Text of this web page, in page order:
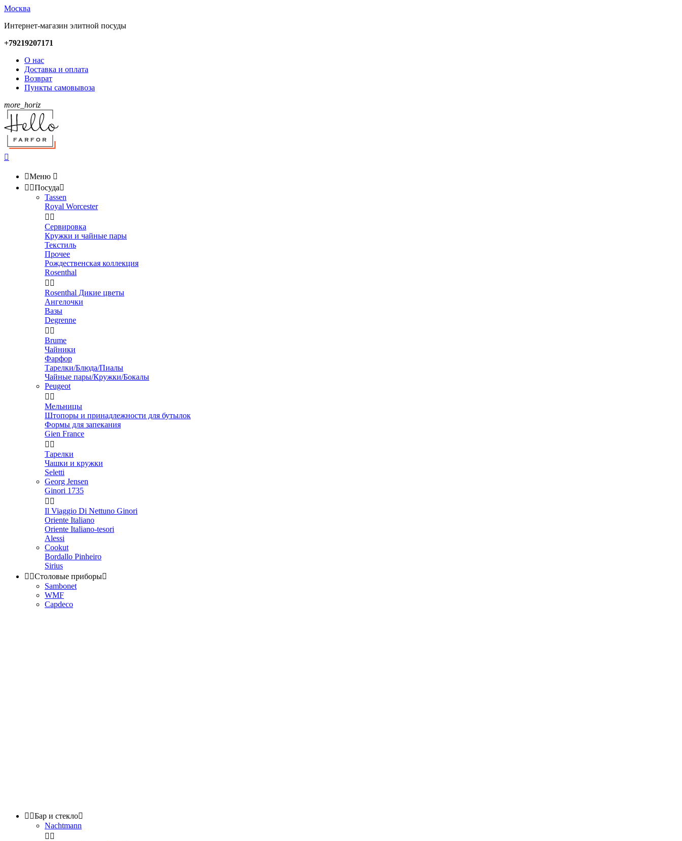
Москва
Интернет-магазин элитной посуды
+79219207171
О нас
Доставка и оплата
Возврат
Пункты самовывоза
more_horiz

Меню 
 Посуда
Tassen
Royal Worcester
 
Сервировка
Кружки и чайные пары
Текстиль
Прочее
Рождественская коллекция
Rosenthal
 
Rosenthal Дикие цветы
Ангелочки
Вазы
Degrenne
 
Brume
Чайники
Фарфор
Тарелки/Блюда/Пиалы
Чайные пары/Кружки/Бокалы
Peugeot
 
Мельницы
Штопоры и принадлежности для бутылок
Формы для запекания
Gien France
 
Тарелки
Чашки и кружки
Seletti
Georg Jensen
Ginori 1735
 
Il Viaggio Di Nettuno Ginori
Oriente Italiano
Oriente Italiano-tesori
Alessi
Cookut
Bordallo Pinheiro
Sirius
 Столовые приборы
Sambonet
WMF
Capdeco
 Бар и стекло
Nachtmann
 